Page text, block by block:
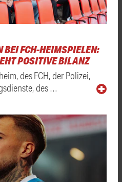
BEI FCH-HEIMSPIELEN:
POSITIVE BILANZ
des FCH, der Polizei,
des …